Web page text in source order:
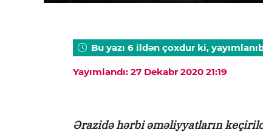
Bu yazı 6 ildən çoxdur ki,
Yayımlandı: 27 Dekabr 2020 21:19
Ərazidə hərbi əməliyyatların